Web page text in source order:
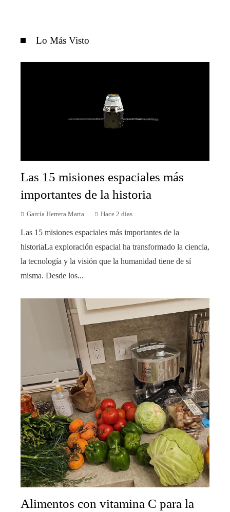
Lo Más Visto
Las 15 misiones espaciales más
importantes de la historia
García Herrera Marta Hace 2 días
Las 15 misiones espaciales más importantes de la
historiaLa exploración espacial ha transformado la ciencia,
la tecnología y la visión que la humanidad tiene de sí
misma. Desde los...
Alimentos con vitamina C para la